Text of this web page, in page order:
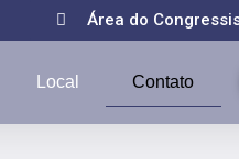
Área do
Local Contato